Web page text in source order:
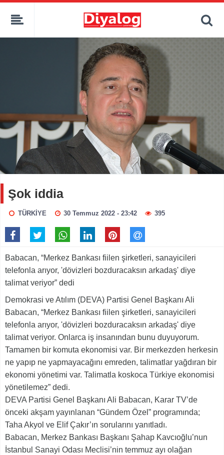
Şok iddia
TÜRKİYE 30 Temmuz 2022 - 23:42 395
Babacan, “Merkez Bankası fiilen şirketleri, sanayicileri
telefonla arıyor, 'dövizleri bozduracaksın arkadaş' diye
talimat veriyor” dedi
Demokrasi ve Atılım (DEVA) Partisi Genel Başkanı Ali
Babacan, “Merkez Bankası fiilen şirketleri, sanayicileri
telefonla arıyor, 'dövizleri bozduracaksın arkadaş' diye
talimat veriyor. Onlarca iş insanından bunu duyuyorum.
Tamamen bir komuta ekonomisi var. Bir merkezden herkesin
ne yapıp ne yapmayacağını emreden, talimatlar yağdıran bir
ekonomi yönetimi var. Talimatla koskoca Türkiye ekonomisi
yönetilemez” dedi.
DEVA Partisi Genel Başkanı Ali Babacan, Karar TV’de
önceki akşam yayınlanan “Gündem Özel” programında;
Taha Akyol ve Elif Çakır’ın sorularını yanıtladı.
Babacan, Merkez Bankası Başkanı Şahap Kavcıoğlu’nun
İstanbul Sanayi Odası Meclisi’nin temmuz ayı olağan